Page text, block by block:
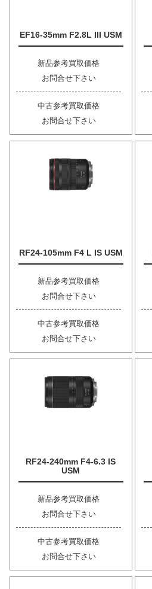
EF16-35mm F2.8L III USM
新品参考買取価格
お問合せ下さい
中古参考買取価格
お問合せ下さい
RF24-105mm F4 L IS USM
新品参考買取価格
お問合せ下さい
中古参考買取価格
お問合せ下さい
RF24-240mm F4-6.3 IS
USM
新品参考買取価格
お問合せ下さい
中古参考買取価格
お問合せ下さい